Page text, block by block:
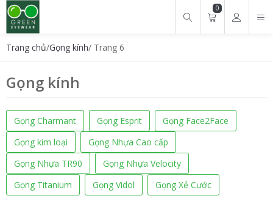
0
Trang chủ/Gọng kính/ Trang 6
Gọng kính
Gọng Charmant Gọng Esprit
Gọng Face2Face
Gọng kim loại
Gọng Nhựa Cao cấp
Gọng Nhựa TR90
Gọng Nhựa Velocity
Gọng Titanium
Gọng Vidol Gọng Xẻ Cước